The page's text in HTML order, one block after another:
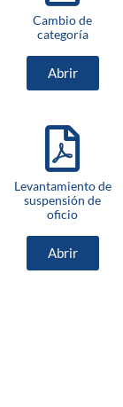
Cambio de
categoría
Abrir
Levantamiento de
suspensión de
oficio
Abrir